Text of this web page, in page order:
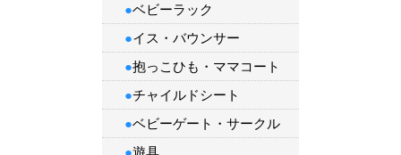
●ベビーラック
●イス・バウンサー
●抱っこひも ・ ママコート
●チャイルドシート
●ベビーゲート・サークル
●遊具